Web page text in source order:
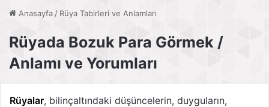
Anasayfa / Rüya Tabirleri ve Anlamları
Rüyada Bozuk Para Görmek /
Anlamı ve Yorumları
Rüyalar, bilinçaltındaki düşüncelerin, duyguların,